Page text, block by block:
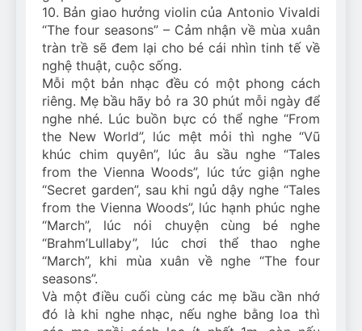
10. Bản giao hưởng violin của Antonio Vivaldi
“The four seasons” – Cảm nhận về mùa xuân
tràn trề sẽ đem lại cho bé cái nhìn tinh tế về
nghệ thuật, cuộc sống.
Mỗi một bản nhạc đều có một phong cách
riêng. Mẹ bầu hãy bỏ ra 30 phút mỗi ngày để
nghe nhé. Lúc buồn bực có thể nghe “From
the New World”, lúc mệt mỏi thì nghe “Vũ
khúc chim quyên”, lúc âu sầu nghe “Tales
from the Vienna Woods”, lúc tức giận nghe
“Secret garden”, sau khi ngủ dậy nghe “Tales
from the Vienna Woods”, lúc hạnh phúc nghe
“March”, lúc nói chuyện cùng bé nghe
“Brahm’Lullaby”, lúc chơi thể thao nghe
“March”, khi mùa xuân về nghe “The four
seasons”.
Và một điều cuối cùng các mẹ bầu cần nhớ
đó là khi nghe nhạc, nếu nghe bằng loa thì